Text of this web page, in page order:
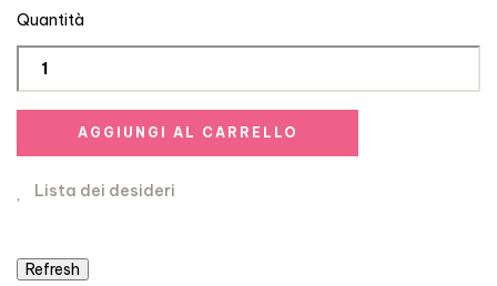
Quantità
AGGIUNGI AL CARRELLO
Lista dei desideri